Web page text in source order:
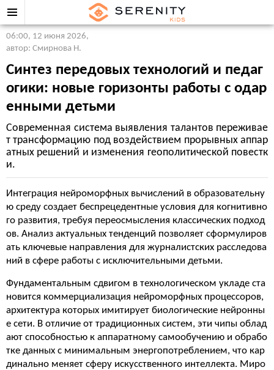
06:00, 12 июня 2026,
автор: Смирнова Н.
Синтез передовых технологий и педаг
огики: новые горизонты работы с одар
енными детьми
Современная система выявления талантов переживае
т трансформацию под воздействием прорывных аппар
атных решений и изменения геополитической повестк
и.
Интеграция нейроморфных вычислений в образовательну
ю среду создает беспрецедентные условия для когнитивно
го развития, требуя переосмысления классических подход
ов. Анализ актуальных тенденций позволяет сформулиров
ать ключевые направления для журналистских расследова
ний в сфере работы с исключительными детьми.
Фундаментальным сдвигом в технологическом укладе ста
новится коммерциализация нейроморфных процессоров,
архитектура которых имитирует биологические нейронны
е сети. В отличие от традиционных систем, эти чипы облад
ают способностью к аппаратному самообучению и обрабо
тке данных с минимальным энергопотреблением, что кар
динально меняет сферу искусственного интеллекта. Миро